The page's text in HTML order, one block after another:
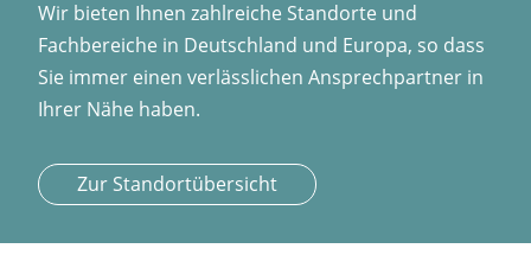
Wir bieten Ihnen zahlreiche Standorte und
Fachbereiche in Deutschland und Europa, so dass
Sie immer einen verlässlichen Ansprechpartner in
Ihrer Nähe haben.
Zur Standortübersicht